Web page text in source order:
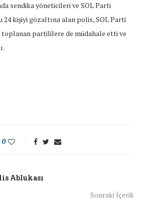
sendika yöneticileri ve SOL Parti
24 kişiyi gözaltına alan polis, SOL Parti
partililere de müdahale etti ve
0
Ablukası
Sonraki İçerik